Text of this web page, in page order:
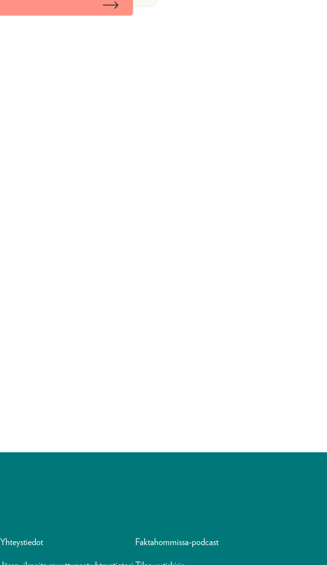
Yhteystiedot Faktahommissa-podcast